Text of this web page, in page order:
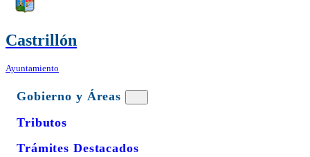
Castrillón
Ayuntamiento
Gobierno y Áreas
Tributos
Trámites Destacados